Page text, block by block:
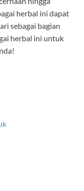
herbal ini dapat
sebagai bagian
herbal ini untuk